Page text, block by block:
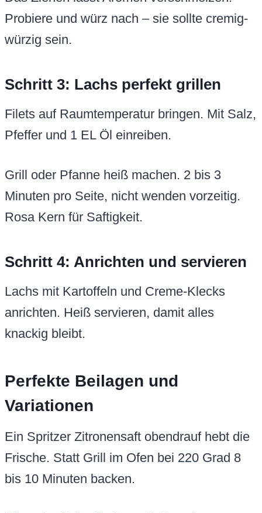
Probiere und würz nach – sie sollte cremig-
würzig sein.
Schritt 3: Lachs perfekt grillen
Filets auf Raumtemperatur bringen. Mit Salz,
Pfeffer und 1 EL Öl einreiben.
Grill oder Pfanne heiß machen. 2 bis 3
Minuten pro Seite, nicht wenden vorzeitig.
Rosa Kern für Saftigkeit.
Schritt 4: Anrichten und servieren
Lachs mit Kartoffeln und Creme-Klecks
anrichten. Heiß servieren, damit alles
knackig bleibt.
Perfekte Beilagen und
Variationen
Ein Spritzer Zitronensaft obendrauf hebt die
Frische. Statt Grill im Ofen bei 220 Grad 8
bis 10 Minuten backen.